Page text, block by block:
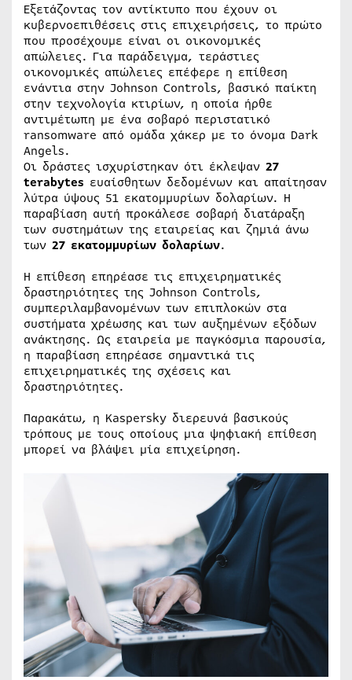
Εξετάζοντας τον αντίκτυπο που έχουν οι
κυβερνοεπιθέσεις στις επιχειρήσεις, το πρώτο
που προσέχουμε είναι οι οικονομικές
απώλειες. Για παράδειγμα, τεράστιες
οικονομικές απώλειες επέφερε η επίθεση
ενάντια στην Johnson Controls, βασικό παίκτη
στην τεχνολογία κτιρίων, η οποία ήρθε
αντιμέτωπη με ένα σοβαρό περιστατικό
ransomware από ομάδα χάκερ με το όνομα Dark
Angels.
Οι δράστες ισχυρίστηκαν ότι έκλεψαν 27
terabytes ευαίσθητων δεδομένων και απαίτησαν
λύτρα ύψους 51 εκατομμυρίων δολαρίων. Η
παραβίαση αυτή προκάλεσε σοβαρή διατάραξη
των συστημάτων της εταιρείας και ζημιά άνω
των 27 εκατομμυρίων δολαρίων.
Η επίθεση επηρέασε τις επιχειρηματικές
δραστηριότητες της Johnson Controls,
συμπεριλαμβανομένων των επιπλοκών στα
συστήματα χρέωσης και των αυξημένων εξόδων
ανάκτησης. Ως εταιρεία με παγκόσμια παρουσία,
η παραβίαση επηρέασε σημαντικά τις
επιχειρηματικές της σχέσεις και
δραστηριότητες.
Παρακάτω, η Kaspersky διερευνά βασικούς
τρόπους με τους οποίους μια ψηφιακή επίθεση
μπορεί να βλάψει μία επιχείρηση.